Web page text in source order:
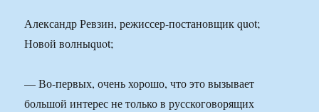
Александр Ревзин, режиссер-постановщик quot;
Новой волныquot;
— Во-первых, очень хорошо, что это вызывает
большой интерес не только в русскоговорящих